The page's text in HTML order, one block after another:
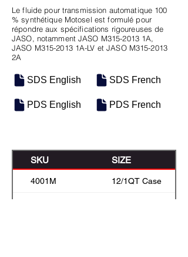
Le fluide pour transmission automatique 100
% synthétique Motosel est formulé pour
répondre aux spécifications rigoureuses de
JASO, notamment JASO M315-2013 1A,
JASO M315-2013 1A-LV et JASO M315-2013
2A
SDS English
PDS English
SDS French
PDS French
SKU SIZE
4001M 12/1QT Case